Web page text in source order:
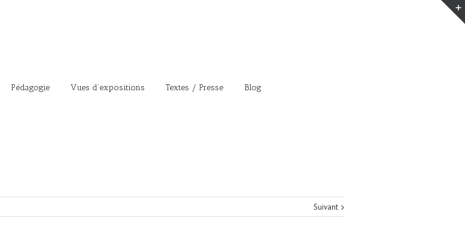
Pédagogie Vues d’expositions Textes / Presse Blog
Suivant